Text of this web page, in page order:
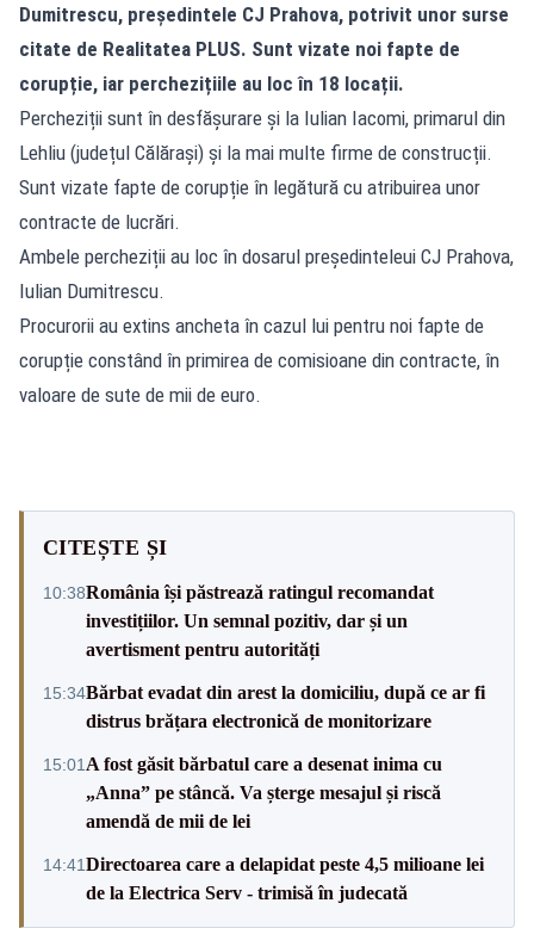
Dumitrescu, președintele CJ Prahova, potrivit unor surse
citate de Realitatea PLUS. Sunt vizate noi fapte de
corupție, iar perchezițiile au loc în 18 locații.
Percheziții sunt în desfășurare și la Iulian Iacomi, primarul din
Lehliu (județul Călărași) și la mai multe firme de construcții.
Sunt vizate fapte de corupție în legătură cu atribuirea unor
contracte de lucrări.
Ambele percheziții au loc în dosarul președinteleui CJ Prahova,
Iulian Dumitrescu.
Procurorii au extins ancheta în cazul lui pentru noi fapte de
corupție constând în primirea de comisioane din contracte, în
valoare de sute de mii de euro.
CITEȘTE ȘI
10:38România își păstrează ratingul recomandat
investițiilor. Un semnal pozitiv, dar și un
avertisment pentru autorități
15:34Bărbat evadat din arest la domiciliu, după ce ar fi
distrus brățara electronică de monitorizare
15:01 A fost găsit bărbatul care a desenat inima cu
„Anna” pe stâncă. Va șterge mesajul și riscă
amendă de mii de lei
14:41Directoarea care a delapidat peste 4,5 milioane lei
de la Electrica Serv - trimisă în judecată